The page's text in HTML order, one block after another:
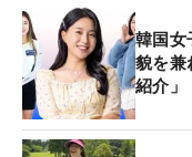
韓国女
貌を兼
紹介」